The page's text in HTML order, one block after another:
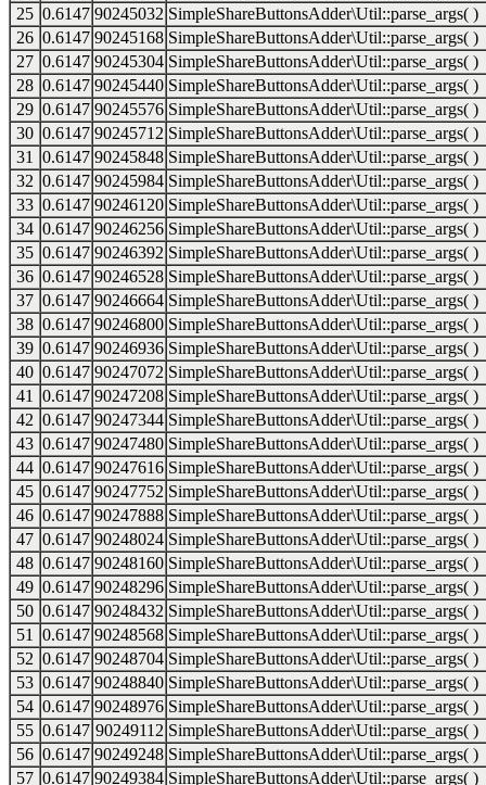
25 0.6147 90245032 SimpleShareButtonsAdder\Util::parse_args( )
26 0.6147 90245168 SimpleShareButtonsAdder\Util::parse_args( )
27 0.6147 90245304 SimpleShareButtonsAdder\Util::parse_args( )
28 0.6147 90245440 SimpleShareButtonsAdder\Util::parse_args( )
29 0.6147 90245576 SimpleShareButtonsAdder\Util::parse_args( )
30 0.6147 90245712 SimpleShareButtonsAdder\Util::parse_args( )
31
0.6147 90245848 SimpleShareButtonsAdder\Util::parse_args( )
32 0.6147 90245984 SimpleShareButtonsAdder\Util::parse_args( )
33 0.6147 90246120 SimpleShareButtonsAdder\Util::parse_args( )
34 0.6147 90246256 SimpleShareButtonsAdder\Util::parse_args( )
35 0.6147 90246392 SimpleShareButtonsAdder\Util::parse_args( )
36 0.6147 90246528 SimpleShareButtonsAdder\Util::parse_args( )
37 0.6147 90246664 SimpleShareButtonsAdder\Util::parse_args( )
38 0.6147 90246800 SimpleShareButtonsAdder\Util::parse_args( )
39 0.6147 90246936 SimpleShareButtonsAdder\Util::parse_args( )
40 0.6147 90247072 SimpleShareButtonsAdder\Util::parse_args( )
41
0.6147 90247208 SimpleShareButtonsAdder\Util::parse_args( )
42 0.6147 90247344 SimpleShareButtonsAdder\Util::parse_args( )
43 0.6147 90247480 SimpleShareButtonsAdder\Util::parse_args( )
44 0.6147 90247616 SimpleShareButtonsAdder\Util::parse_args( )
45 0.6147 90247752 SimpleShareButtonsAdder\Util::parse_args( )
46 0.6147 90247888 SimpleShareButtonsAdder\Util::parse_args( )
47 0.6147 90248024 SimpleShareButtonsAdder\Util::parse_args( )
48 0.6147 90248160 SimpleShareButtonsAdder\Util::parse_args( )
49 0.6147 90248296 SimpleShareButtonsAdder\Util::parse_args( )
50 0.6147 90248432 SimpleShareButtonsAdder\Util::parse_args( )
51
0.6147 90248568 SimpleShareButtonsAdder\Util::parse_args( )
52 0.6147 90248704 SimpleShareButtonsAdder\Util::parse_args( )
53 0.6147 90248840 SimpleShareButtonsAdder\Util::parse_args( )
54 0.6147 90248976 SimpleShareButtonsAdder\Util::parse_args( )
55 0.6147 90249112 SimpleShareButtonsAdder\Util::parse_args( )
56 0.6147 90249248 SimpleShareButtonsAdder\Util::parse_args( )
57 0.6147 90249384 SimpleShareButtonsAdder\Util::parse_args( )